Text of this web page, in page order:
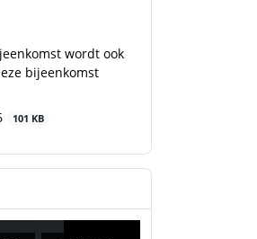
wordt ook
bijeenkomst
101 KB